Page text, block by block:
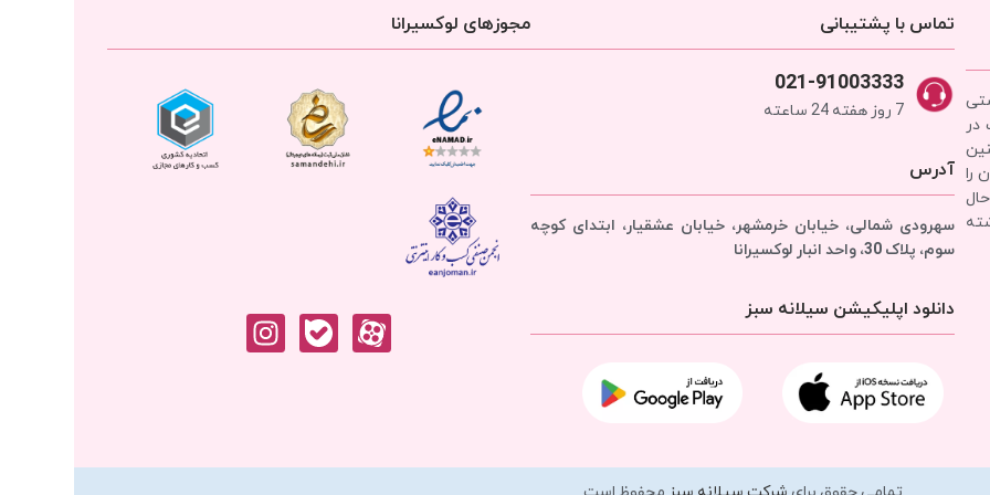
در
را
تماس با پشتیبانی
021-91003333
7 روز هفته 24 ساعته
آدرس
سهرودی شمالی، خیابان خرمشهر، خیابان عشقیار، ابتدای کوچه
سوم، پلاک 30، واحد انبار
لوکسیرانا
دانلود اپلیکیشن سیلانه سبز
مجوزهای لوکسیرانا
تمامی حقوق برای شرکت سیلانه سبز محفوظ است